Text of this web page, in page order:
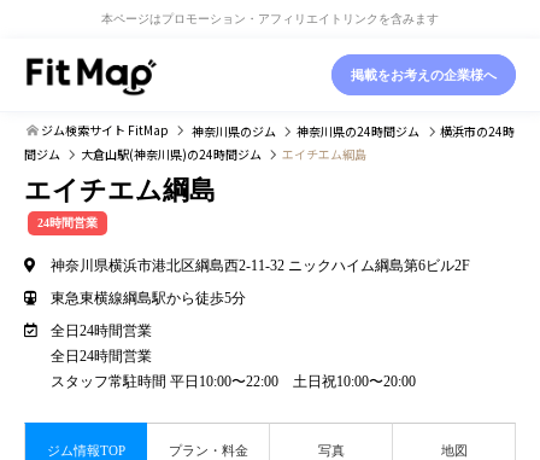
本ページはプロモーション・アフィリエイトリンクを含みます
掲載をお考えの企業様へ
ジム検索サイト FitMap 神奈川県のジム 神奈川県の24時間ジム 横浜市の24時
間ジム
大倉山駅(神奈川県)の24時間ジム エイチエム綱島
エイチエム綱島
24時間営業
神奈川県横浜市港北区綱島西2-11-32 ニックハイム綱島第6ビル2F
東急東横線綱島駅から徒歩5分
全日24時間営業
全日24時間営業
スタッフ常駐時間 平日10:00〜22:00 土日祝10:00〜20:00
ジム情報TOP プラン・料金 写真 地図